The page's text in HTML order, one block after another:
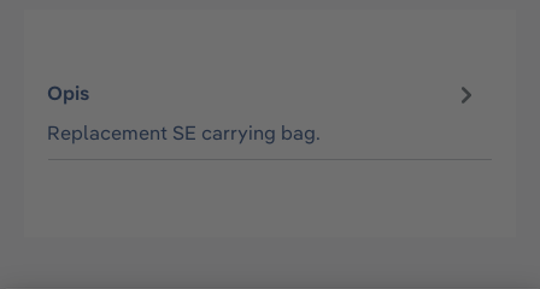
Opis
Replacement SE carrying bag.